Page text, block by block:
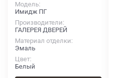
Модель
Имидж ПГ
Производители
ГАЛЕРЕЯ ДВЕРЕЙ
Материал отделки
Эмаль
Цвет
Белый